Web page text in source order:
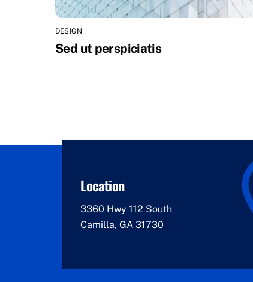
DESIGN
Sed ut perspiciatis
Location
3360 Hwy 112 South
Camilla, GA 31730